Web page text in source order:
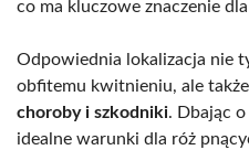
co ma kluczowe znaczenie
Odpowiednia lokalizacja nie
obfitemu kwitnieniu, ale
choroby i szkodniki. Dbając
idealne warunki dla róż